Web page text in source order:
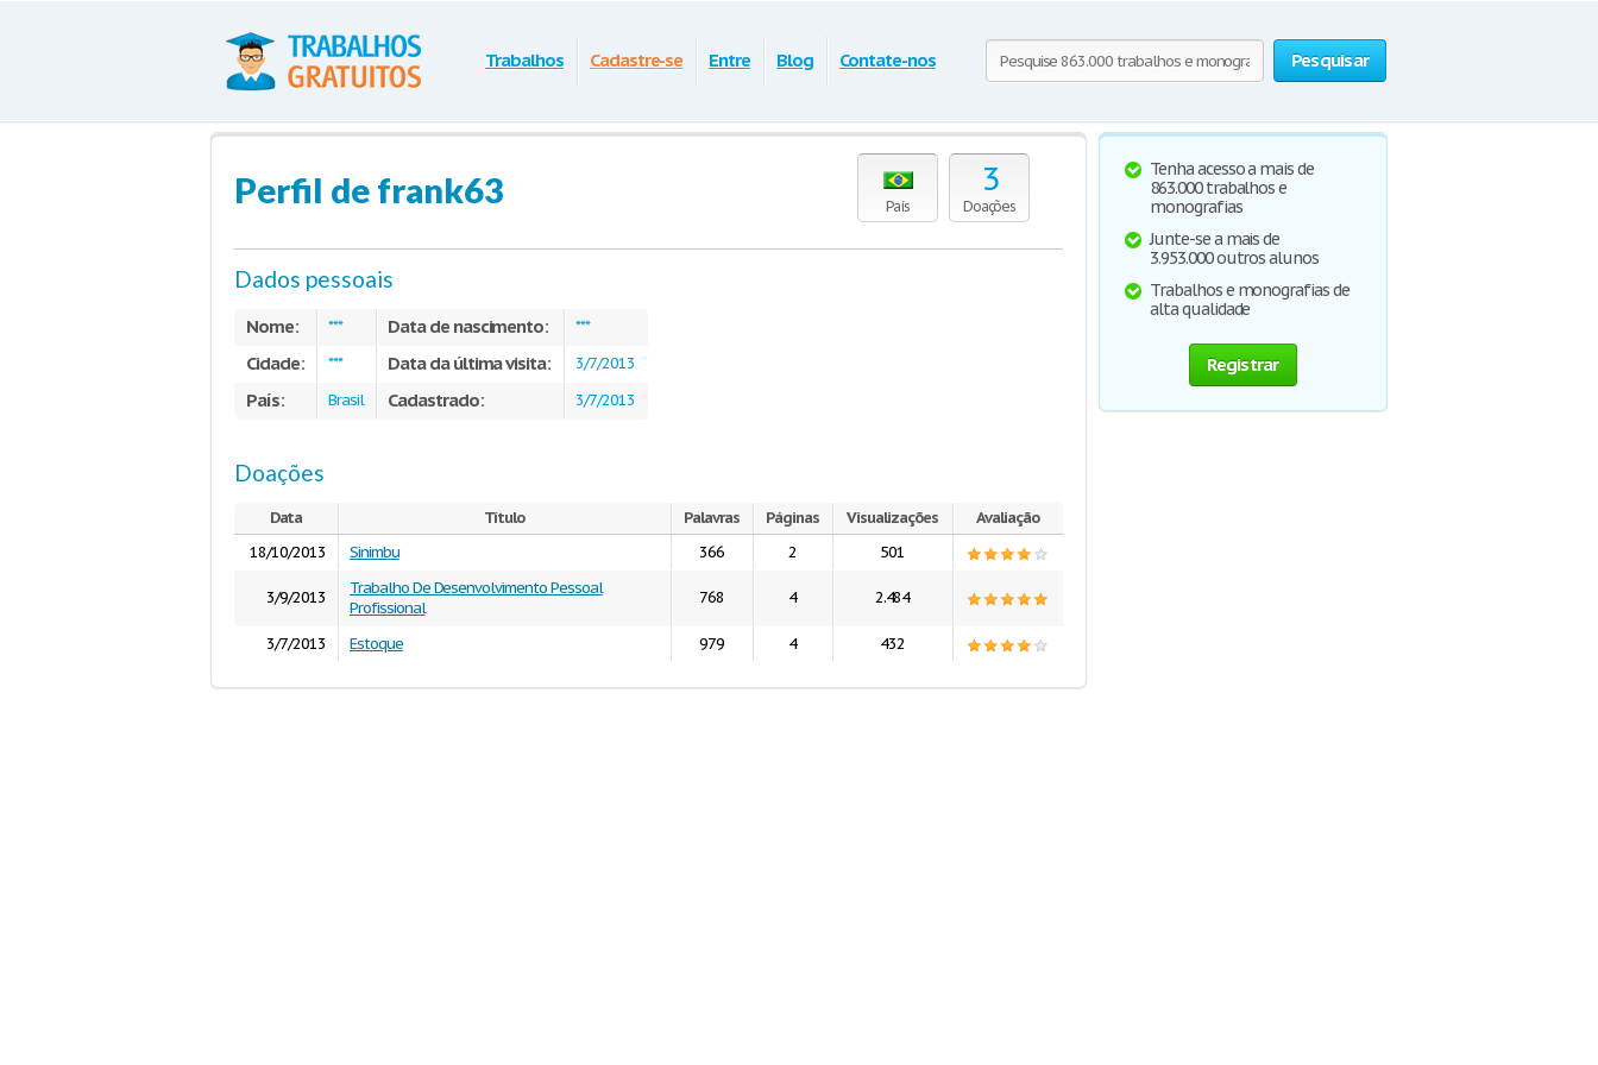
Pesquisar
Trabalhos Cadastre-se Entre Blog Contate-nos
País
3
Doações
Perfil de frank63
Dados pessoais
Nome: *** Data de nascimento: ***
Cidade: *** Data da última visita: 3/7/2013
País: Brasil Cadastrado: 3/7/2013
Doações
Data Título Palavras Páginas Visualizações
Avaliação
18/10/2013
Sinimbu 366 2 501
3/9/2013
Trabalho De Desenvolvimento Pessoal
Profissional
768 4 2.484
3/7/2013 Estoque 979 4 432
Tenha acesso a mais de
863.000 trabalhos e
monografias
Junte-se a mais de
3.953.000 outros alunos
Trabalhos e monografias de
alta qualidade
Registrar